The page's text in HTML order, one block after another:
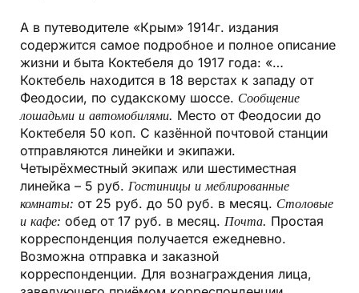
А в путеводителе «Крым» 1914г. издания
содержится самое подробное и полное описание
жизни и быта Коктебеля до 1917 года: «…
Коктебель находится в 18 верстах к западу от
Феодосии, по судакскому шоссе. Сообщение
лошадьми и автомобилями. Место от Феодосии до
Коктебеля 50 коп. С казённой почтовой станции
отправляются линейки и экипажи.
Четырёхместный экипаж или шестиместная
линейка – 5 руб. Гостиницы и меблированные
комнаты: от 25 руб. до 50 руб. в месяц. Столовые
и кафе: обед от 17 руб. в месяц. Почта. Простая
корреспонденция получается ежедневно.
Возможна отправка и заказной
корреспонденции. Для вознаграждения лица,